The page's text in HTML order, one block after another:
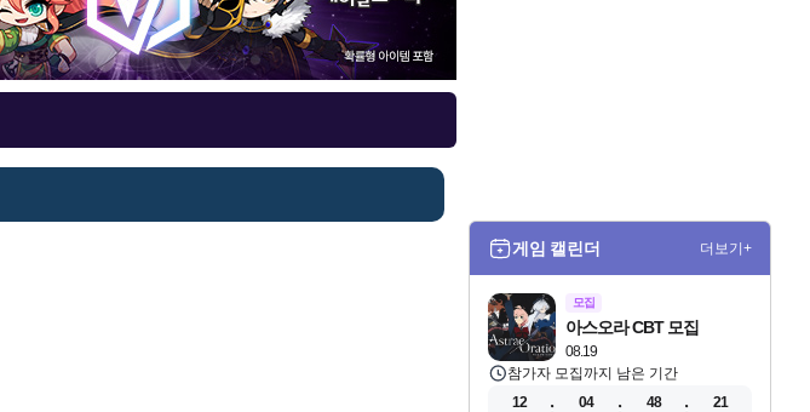
게임 캘린더 더보기+
모집
08.19
아스오라 CBT 모집
참가자 모집까지 남은 기간
12
04 48 20